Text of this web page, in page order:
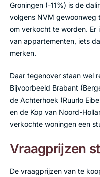
Groningen (-11%) is de
volgens NVM gewoonweg
om verkocht te worden. Er
van appartementen, iets
merken.
Daar tegenover staan wel
Bijvoorbeeld Brabant
de Achterhoek (Ruurlo
en de Kop van Noord-
verkochte woningen een
Vraagprijzen
De vraagprijzen van te